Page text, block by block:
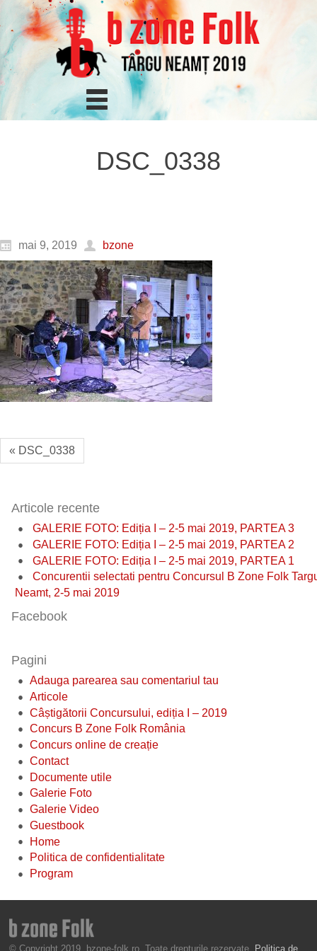
DSC_0338
mai 9, 2019 bzone
« DSC_0338
Articole recente
GALERIE FOTO: Ediția I – 2-5 mai 2019, PARTEA 3
GALERIE FOTO: Ediția I – 2-5 mai 2019, PARTEA 2
GALERIE FOTO: Ediția I – 2-5 mai 2019, PARTEA 1
Concurentii selectati pentru Concursul B Zone Folk
Neamt, 2-5 mai 2019
Facebook
Pagini
Adauga parearea sau comentariul tau
Articole
Câștigătorii Concursului, ediția I – 2019
Concurs B Zone Folk România
Concurs online de creație
Contact
Documente utile
Galerie Foto
Galerie Video
Guestbook
Home
Politica de confidentialitate
Program
© Copyright 2019, bzone-folk.ro. Toate drepturile rezervate. Politica de